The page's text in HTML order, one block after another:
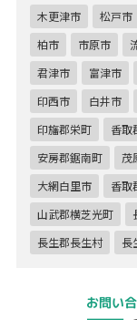
木更津市
松戸市
柏市
市原市
君津市
富津市
印西市
白井市
印旛郡栄町
香取
安房郡鋸南町
茂
大網白里市
香取
山武郡横芝光町
長生郡長生村
長